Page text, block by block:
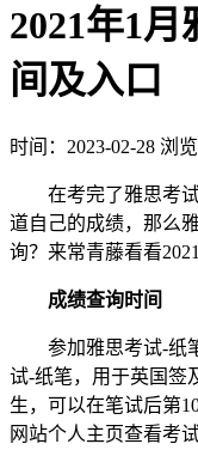
2021年1
间及入口
时间：2023-02-28 浏
在考完了雅思考试
道自己的成绩，那么
询？来常青藤看看
成绩查询时间
参加雅思考试-纸笔
试-纸笔，用于英国签
生，可以在笔试后第
网站个人主页查看考